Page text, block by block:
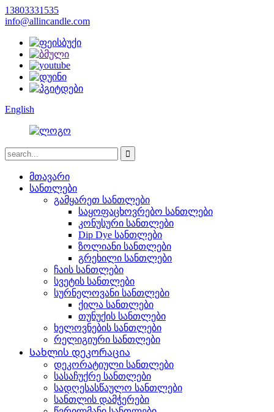
13803331535
info@allincandle.com
English
მთავარი
სანთლები
გამყარეთ სანთლები
საყოფაცხოვრებო სანთლები
კონუსური სანთლები
Dip Dye სანთლები
ზოლიანი სანთლები
გრეხილი სანთლები
ჩაის სანთლები
სვეტის სანთლები
სურნელოვანი სანთლები
ქილა სანთლები
თუნუქის სანთლები
ხელოვნების სანთლები
რელიგიური სანთლები
Სახლის დეკორაცია
დეკორატიული სანთლები
სასაჩუქრე სანთლები
სადღესასწაულო სანთლები
სანთლის დამჭერები